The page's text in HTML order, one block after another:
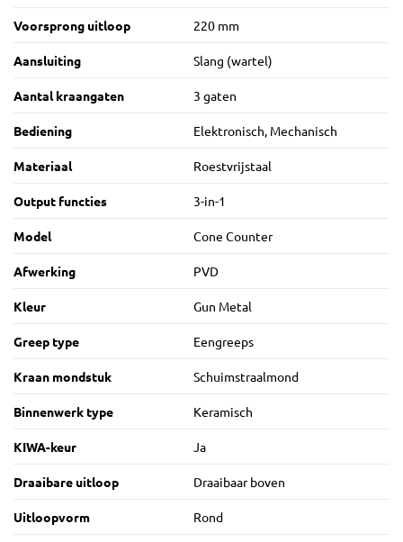
Voorsprong uitloop 220 mm
Aansluiting Slang (wartel)
Aantal kraangaten 3 gaten
Bediening Elektronisch, Mechanisch
Materiaal Roestvrijstaal
Output functies 3-in-1
Model Cone Counter
Afwerking PVD
Kleur Gun Metal
Greep type Eengreeps
Kraan mondstuk Schuimstraalmond
Binnenwerk type Keramisch
KIWA-keur Ja
Draaibare uitloop Draaibaar boven
Uitloopvorm Rond